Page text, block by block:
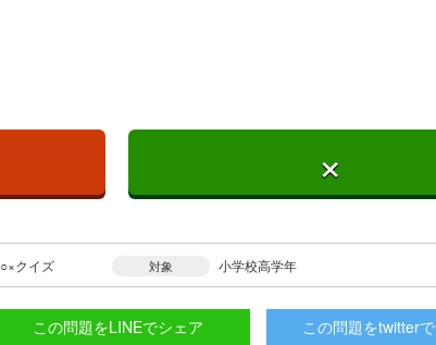
×
○×クイズ 対象 小学校高学年
この問題をLINEでシェア この問題をtwitter